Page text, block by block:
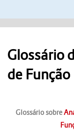
Glossário
de Função
Glossário sobre